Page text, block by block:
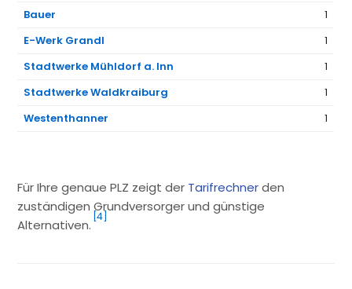
Bauer
1
E-Werk Grandl
1
Stadtwerke Mühldorf a. Inn
1
Stadtwerke Waldkraiburg
1
Westenthanner
1
Für Ihre genaue PLZ zeigt der Tarifrechnerden
zuständigen Grundversorger und günstige
Alternativen.
[4]